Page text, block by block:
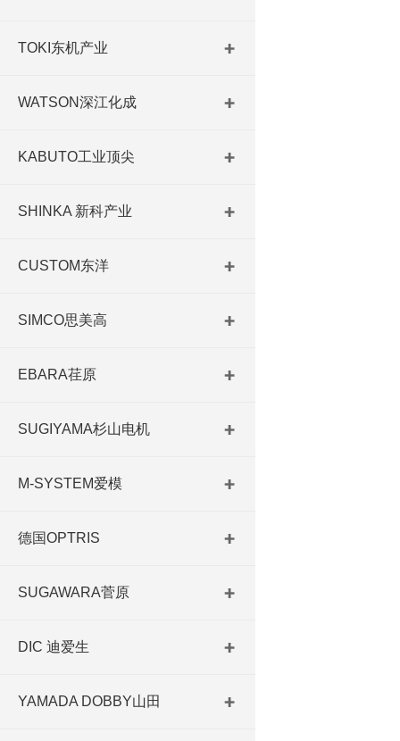
TOKI东机产业
WATSON深江化成
KABUTO工业顶尖
SHINKA 新科产业
CUSTOM东洋
SIMCO思美高
EBARA荏原
SUGIYAMA杉山电机
M-SYSTEM爱模
德国OPTRIS
SUGAWARA菅原
DIC 迪爱生
YAMADA DOBBY山田